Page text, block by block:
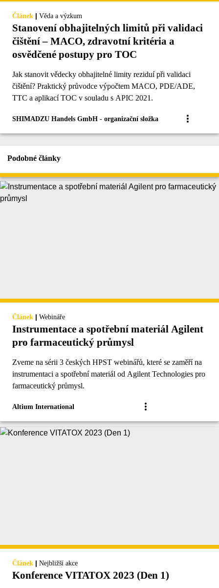
Článek | Věda a výzkum
Stanovení obhajitelných limitů při validaci
čištění – MACO, zdravotní kritéria a
osvědčené postupy pro TOC
Jak stanovit vědecky obhajitelné limity reziduí při validaci
čištění? Praktický průvodce výpočtem MACO, PDE/ADE,
TTC a aplikací TOC v souladu s APIC 2021.
SHIMADZU Handels GmbH - organizační složka
Podobné články
Článek | Webináře
Instrumentace a spotřební materiál Agilent
pro farmaceutický průmysl
Zveme na sérii 3 českých HPST webinářů, které se zaměří na
instrumentaci a spotřební materiál od Agilent Technologies pro
farmaceutický průmysl.
Altium International
Článek | Nejbližší akce
Konference VITATOX 2023 (Den 1)